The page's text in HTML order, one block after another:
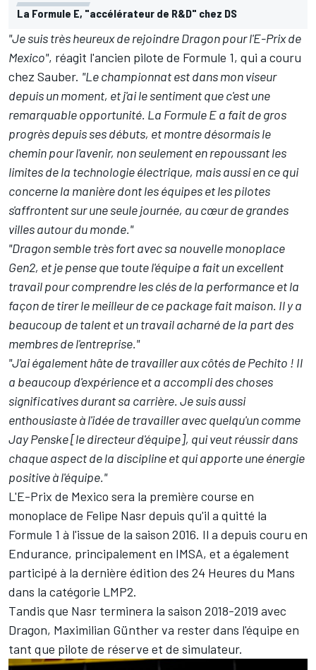
La Formule E, "accélérateur de R&D" chez DS
"Je suis très heureux de rejoindre Dragon pour l'E-Prix de
Mexico", réagit l'ancien pilote de Formule 1, qui a couru
chez Sauber. "Le championnat est dans mon viseur
depuis un moment, et j'ai le sentiment que c'est une
remarquable opportunité. La Formule E a fait de gros
progrès depuis ses débuts, et montre désormais le
chemin pour l'avenir, non seulement en repoussant les
limites de la technologie électrique, mais aussi en ce qui
concerne la manière dont les équipes et les pilotes
s'affrontent sur une seule journée, au cœur de grandes
villes autour du monde."
"Dragon semble très fort avec sa nouvelle monoplace
Gen2, et je pense que toute l'équipe a fait un excellent
travail pour comprendre les clés de la performance et la
façon de tirer le meilleur de ce package fait maison. Il y a
beaucoup de talent et un travail acharné de la part des
membres de l'entreprise."
"J'ai également hâte de travailler aux côtés de Pechito ! Il
a beaucoup d'expérience et a accompli des choses
significatives durant sa carrière. Je suis aussi
enthousiaste à l'idée de travailler avec quelqu'un comme
Jay Penske [le directeur d'équipe], qui veut réussir dans
chaque aspect de la discipline et qui apporte une énergie
positive à l'équipe."
L'E-Prix de Mexico sera la première course en
monoplace de Felipe Nasr depuis qu'il a quitté la
Formule 1 à l'issue de la saison 2016. Il a depuis couru en
Endurance, principalement en IMSA, et a également
participé à la dernière édition des 24 Heures du Mans
dans la catégorie LMP2.
Tandis que Nasr terminera la saison 2018-2019 avec
Dragon, Maximilian Günther va rester dans l'équipe en
tant que pilote de réserve et de simulateur.